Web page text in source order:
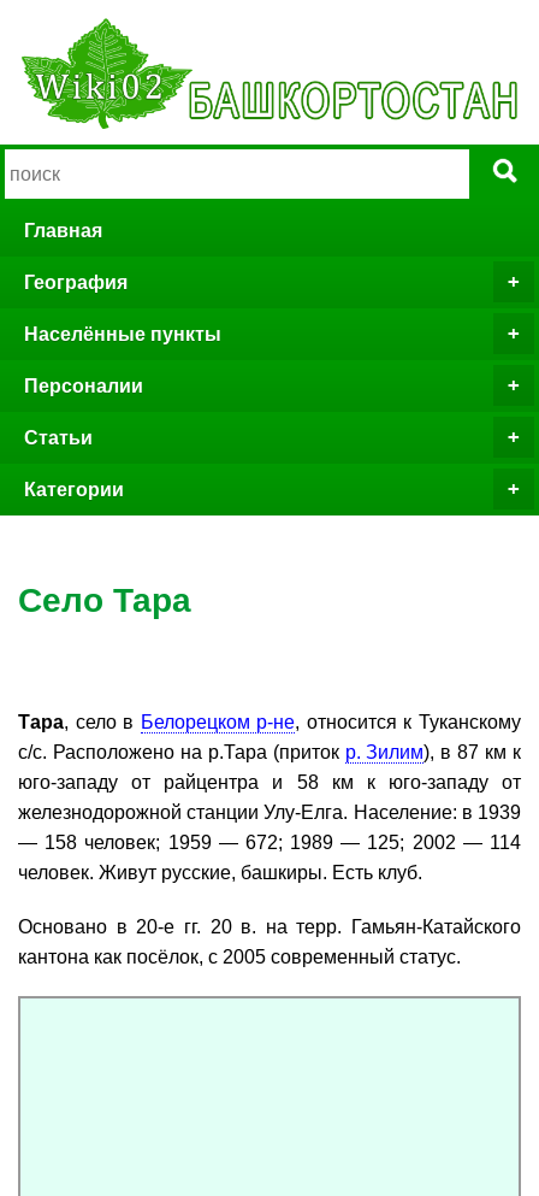
Главная
География
Населённые пункты
Персоналии
Статьи
Категории
Село Тара
Тара, село в Белорецком р-не, относится к Туканскому
с/с. Расположено на р.Тара (приток р. Зилим), в 87 км к
юго-западу от райцентра и 58 км к юго-западу от
железнодорожной станции Улу-Елга. Население: в 1939
— 158 человек; 1959 — 672; 1989 — 125; 2002 — 114
человек. Живут русские, башкиры. Есть клуб.
Основано в 20-е гг. 20 в. на терр. Гамьян-Катайского
кантона как посёлок, с 2005 современный статус.